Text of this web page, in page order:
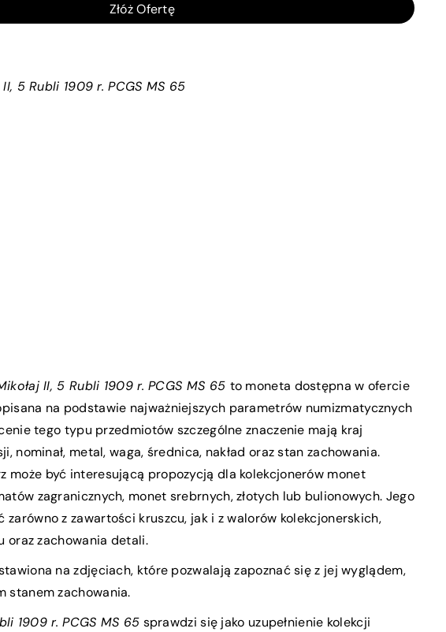
Złóż Ofertę
5 Rubli 1909 r. PCGS MS 65
II, 5 Rubli 1909 r. PCGS MS 65 to moneta dostępna w ofercie
na podstawie najważniejszych parametrów numizmatycznych
tego typu przedmiotów szczególne znaczenie mają kraj
nominał, metal, waga, średnica, nakład oraz stan zachowania.
może być interesującą propozycją dla kolekcjonerów monet
zagranicznych, monet srebrnych, złotych lub bulionowych. Jego
zarówno z zawartości kruszcu, jak i z walorów kolekcjonerskich,
oraz zachowania detali.
na zdjęciach, które pozwalają zapoznać się z jej wyglądem,
stanem zachowania.
1909 r. PCGS MS 65 sprawdzi się jako uzupełnienie kolekcji